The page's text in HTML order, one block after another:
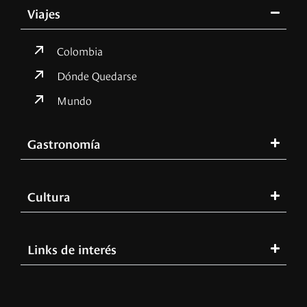
Viajes
Colombia
Dónde Quedarse
Mundo
Gastronomía
Cultura
Links de interés